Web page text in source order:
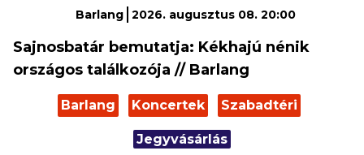
Barlang 2026. augusztus 08. 20:00
Sajnosbatár bemutatja: Kékhajú nénik
országos találkozója // Barlang
Barlang Koncertek Szabadtéri
Jegyvásárlás